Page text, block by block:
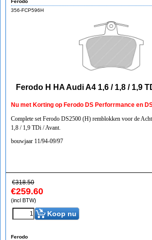
356-FCP596H
Ferodo H HA Audi A4 1,6 / 1,8 / 1,9
Nu met Korting op Ferodo DS Perforrmance en
Complete set Ferodo DS2500 (H) remblokken voor de
1,8 / 1,9 TDi / Avant.
bouwjaar 11/94-09/97
€318.50
€259.60
(incl BTW)
Koop nu
Ferodo